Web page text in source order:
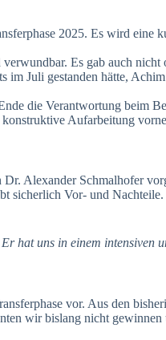
2025. Es wird eine
Es gab auch
im Juli gestanden hätte,
die Verantwortung beim
Aufarbeitung
Alexander Schmalhofer
sicherlich Vor- und
hat uns in einem intensiven
vor. Aus den
wir bislang nicht